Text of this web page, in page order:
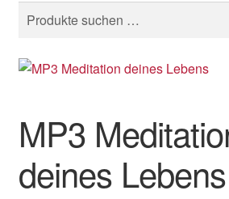
Therapeuten
SHOP
Suche
nach:
MP3
deines Lebens